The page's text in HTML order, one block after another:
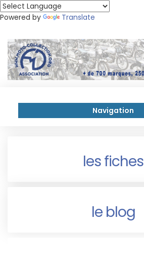
Powered by Translate
Navigation
les fiches
le blog